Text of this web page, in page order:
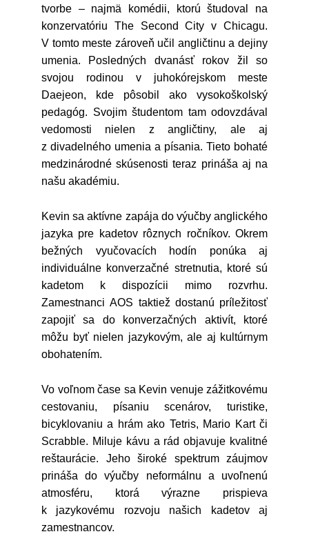
tvorbe – najmä komédii, ktorú študoval na
konzervatóriu The Second City v Chicagu.
V tomto meste zároveň učil angličtinu a dejiny
umenia. Posledných dvanásť rokov žil so
svojou rodinou v juhokórejskom meste
Daejeon, kde pôsobil ako vysokoškolský
pedagóg. Svojim študentom tam odovzdával
vedomosti nielen z angličtiny, ale aj
z divadelného umenia a písania. Tieto bohaté
medzinárodné skúsenosti teraz prináša aj na
našu akadémiu.
Kevin sa aktívne zapája do výučby anglického
jazyka pre kadetov rôznych ročníkov. Okrem
bežných vyučovacích hodín ponúka aj
individuálne konverzačné stretnutia, ktoré sú
kadetom k dispozícii mimo rozvrhu.
Zamestnanci AOS taktiež dostanú príležitosť
zapojiť sa do konverzačných aktivít, ktoré
môžu byť nielen jazykovým, ale aj kultúrnym
obohatením.
Vo voľnom čase sa Kevin venuje zážitkovému
cestovaniu, písaniu scenárov, turistike,
bicyklovaniu a hrám ako Tetris, Mario Kart či
Scrabble. Miluje kávu a rád objavuje kvalitné
reštaurácie. Jeho široké spektrum záujmov
prináša do výučby neformálnu a uvoľnenú
atmosféru, ktorá výrazne prispieva
k jazykovému rozvoju našich kadetov aj
zamestnancov.